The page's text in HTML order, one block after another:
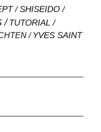
SHISEIDO
TUTORIAL
YVES SAINT